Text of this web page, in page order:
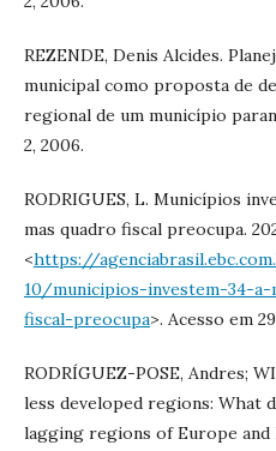
REZENDE, Denis Alcides.
municipal como proposta de
regional de um município
2, 2006.
RODRIGUES, L. Municípios
mas quadro fiscal preocupa.
<https://
10/municipios-investem-34-
fiscal-preocupa>. Acesso em
RODRÍGUEZ-POSE, Andres;
less developed regions: What
lagging regions of Europe